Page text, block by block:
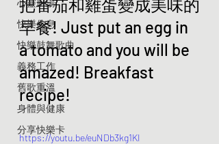
心靈廚湯
快樂信息
快樂鼓舞歌曲
義務工作
舊歌重溫
身體與健康
分享快樂卡
把番茄和雞蛋變成美味的
早餐! Just put an egg in
a tomato and you will be
amazed! Breakfast
recipe!
https://youtu.be/euNDb3kg1KI